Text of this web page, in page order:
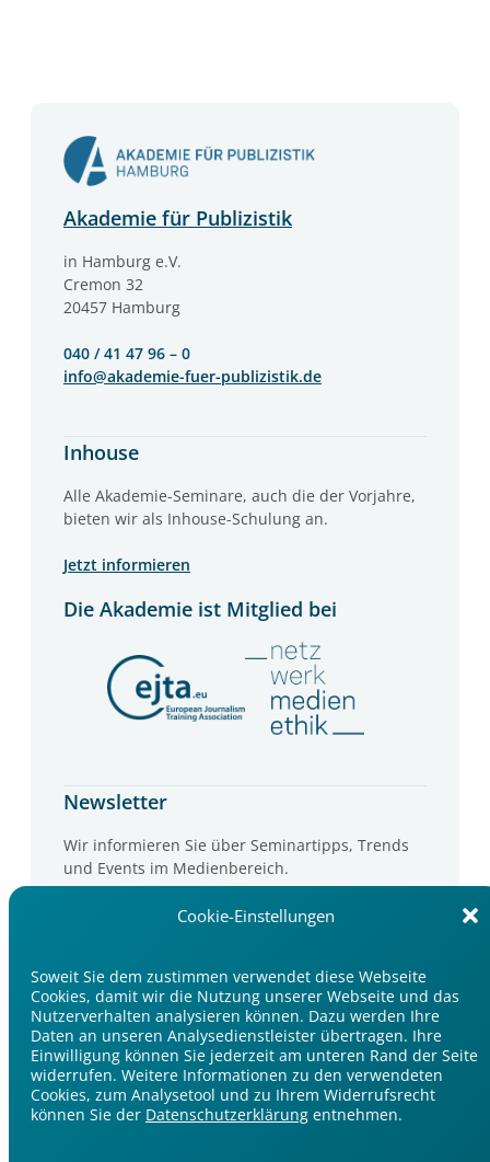
Cookie-Einstellungen
Soweit Sie dem zustimmen verwendet diese Webseite
Cookies, damit wir die Nutzung unserer Webseite und das
Nutzerverhalten analysieren können. Dazu werden Ihre
Daten an unseren Analysedienstleister übertragen. Ihre
Einwilligung können Sie jederzeit am unteren Rand der Seite
widerrufen. Weitere Informationen zu den verwendeten
Cookies, zum Analysetool und zu Ihrem Widerrufsrecht
können Sie der Datenschutzerklärung entnehmen.
Akademie für Publizistik
in Hamburg e.V.
Cremon 32
20457 Hamburg
040 / 41 47 96 – 0
info@akademie-fuer-publizistik.de
Inhouse
Alle Akademie-Seminare, auch die der Vorjahre,
bieten wir als Inhouse-Schulung an.
Jetzt informieren
Die Akademie ist Mitglied bei
Newsletter
Wir informieren Sie über Seminartipps, Trends
und Events im Medienbereich.
Impressum
Datenschutzerklärung